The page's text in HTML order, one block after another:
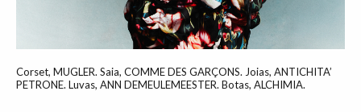
Corset, MUGLER. Saia, COMME DES GARÇONS. Joias, ANTICHITA’
PETRONE. Luvas, ANN DEMEULEMEESTER. Botas, ALCHIMIA.